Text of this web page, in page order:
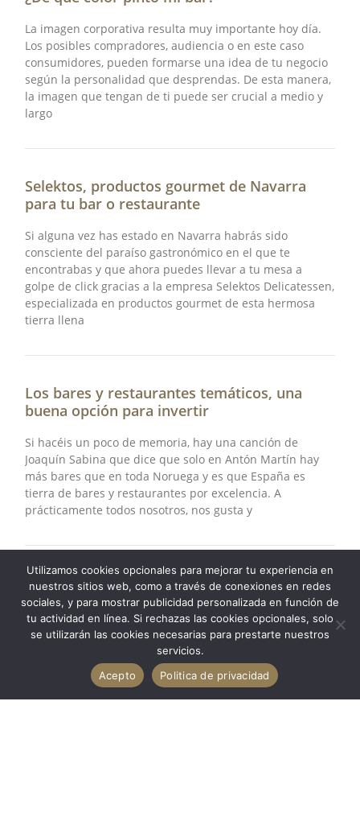
La imagen corporativa resulta muy importante hoy día.
Los posibles compradores, audiencia o en este caso
consumidores, pueden formarse una idea de tu negocio
según la personalidad que desprendas. De esta manera,
la imagen que tengan de ti puede ser crucial a medio y
largo
Selektos, productos gourmet de Navarra
para tu bar o restaurante
Si alguna vez has estado en Navarra habrás sido
consciente del paraíso gastronómico en el que te
encontrabas y que ahora puedes llevar a tu mesa a
golpe de click gracias a la empresa Selektos Delicatessen,
especializada en productos gourmet de esta hermosa
tierra llena
Los bares y restaurantes temáticos, una
buena opción para invertir
Si hacéis un poco de memoria, hay una canción de
Joaquín Sabina que dice que solo en Antón Martín hay
más bares que en toda Noruega y es que España es
tierra de bares y restaurantes por excelencia. A
prácticamente todos nosotros, nos gusta y
Utilizamos cookies opcionales para mejorar tu experiencia en
nuestros sitios web, como a través de conexiones en redes
sociales, y para mostrar publicidad personalizada en función de
tu actividad en línea. Si rechazas las cookies opcionales, solo
se utilizarán las cookies necesarias para prestarte nuestros
servicios.
Acepto
Politica de privacidad